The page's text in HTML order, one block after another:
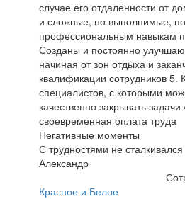
случае его отдаленности от
и сложные, но выполнимые,
профессиональным навыкам
Созданы и постоянно
начиная от зон отдыха и
квалификации сотрудников 5.
специалистов, с которыми
качественно закрывать
своевременная оплата труда
Негативные моменты
С трудностями не сталкивался
Александр
Красное и Белое